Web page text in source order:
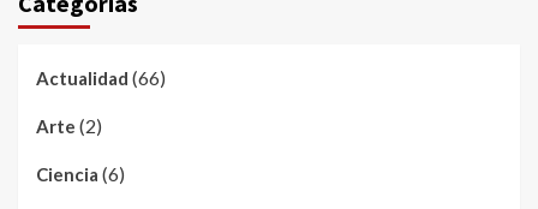
Actualidad (66)
Arte (2)
Ciencia (6)